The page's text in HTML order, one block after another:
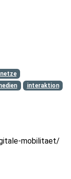
netze
interaktion
mobilitaet/